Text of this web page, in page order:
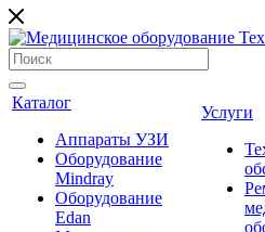
Каталог
Аппараты УЗИ
Оборудование
Mindray
Оборудование
Edan
Услуги